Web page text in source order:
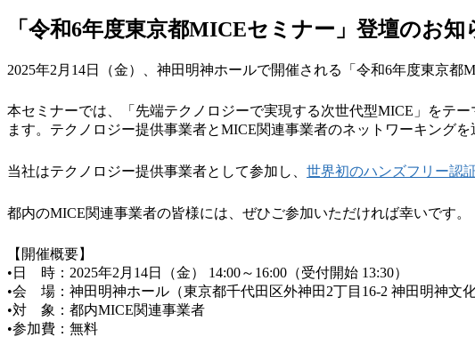
「令和6年度東京都MICEセミナー」登壇のお知
2025年2月14日（金）、神田明神ホールで開催される「令和6年度東京
本セミナーでは、「先端テクノロジーで実現する次世代型MICE」をテ
ます。テクノロジー提供事業者とMICE関連事業者のネットワーキング
当社はテクノロジー提供事業者として参加し、 世界初のハンズフリー認
都内のMICE関連事業者の皆様には、ぜひご参加いただければ幸いです。
【開催概要】
•日 時：2025年2月14日（金） 14:00～16:00（受付開始 13:30）
•会 場：神田明神ホール（東京都千代田区外神田2丁目16-2 神田明神文化
•対 象：都内MICE関連事業者
•参加費：無料